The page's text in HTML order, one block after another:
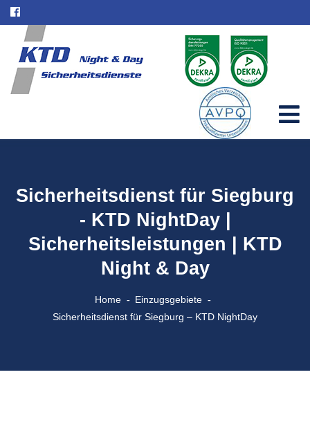
Sicherheitsdienst für Siegburg
- KTD NightDay |
Sicherheitsleistungen | KTD
Night & Day
Home
Einzugsgebiete
Sicherheitsdienst für Siegburg – KTD NightDay